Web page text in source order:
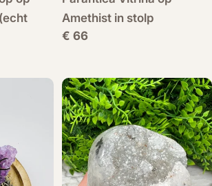
Amethist in stolp
Normale
€ 66